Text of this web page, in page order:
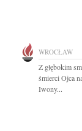
WROCŁAW
Z głębokim
śmierci Ojca
Iwony...